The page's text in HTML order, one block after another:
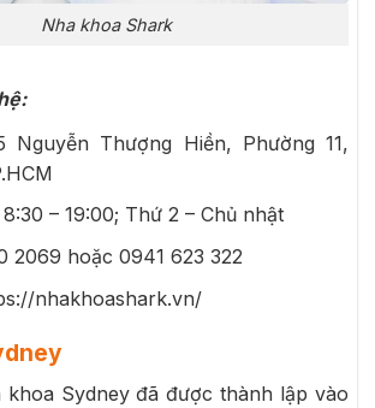
Nha khoa Shark
Nguyễn Thượng Hiền, Phường 11,
– 19:00; Thứ 2 – Chủ nhật
2069 hoặc 0941 623 322
nhakhoashark.vn/
khoa Sydney đã được thành lập vào